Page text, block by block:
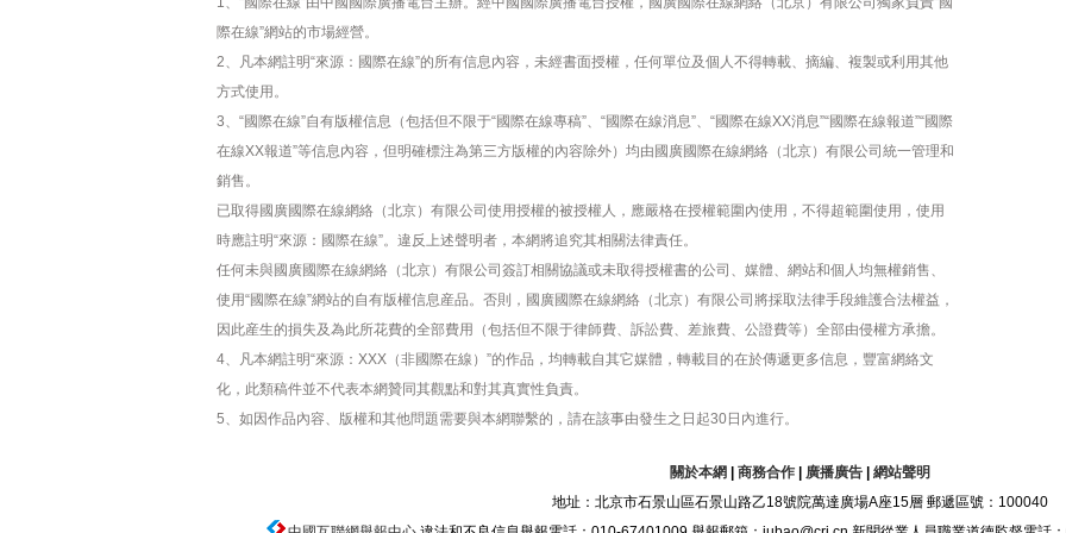
際在線”網站的市場經營。
2、凡本網註明“來源：國際在線”的所有信息內容，未經書面授權，任何單位及個人不得轉載、摘編、複製或利用其他
方式使用。
3、“國際在線”自有版權信息（包括但不限于“國際在線專稿”、“國際在線消息”、“國際在線XX消息”“國際在線報道”“國際
在線XX報道”等信息內容，但明確標注為第三方版權的內容除外）均由國廣國際在線網絡（北京）有限公司統一管理和
銷售。
已取得國廣國際在線網絡（北京）有限公司使用授權的被授權人，應嚴格在授權範圍內使用，不得超範圍使用，使用
時應註明“來源：國際在線”。違反上述聲明者，本網將追究其相關法律責任。
任何未與國廣國際在線網絡（北京）有限公司簽訂相關協議或未取得授權書的公司、媒體、網站和個人均無權銷售、
使用“國際在線”網站的自有版權信息産品。否則，國廣國際在線網絡（北京）有限公司將採取法律手段維護合法權益，
因此産生的損失及為此所花費的全部費用（包括但不限于律師費、訴訟費、差旅費、公證費等）全部由侵權方承擔。
4、凡本網註明“來源：XXX（非國際在線）”的作品，均轉載自其它媒體，轉載目的在於傳遞更多信息，豐富網絡文
化，此類稿件並不代表本網贊同其觀點和對其真實性負責。
5、如因作品內容、版權和其他問題需要與本網聯繫的，請在該事由發生之日起30日內進行。
關於本網 商務合作| 廣播廣告| 網站聲明
地址：北京市石景山區石景山路乙18號院萬達廣場A座15層 郵遞區號：100040